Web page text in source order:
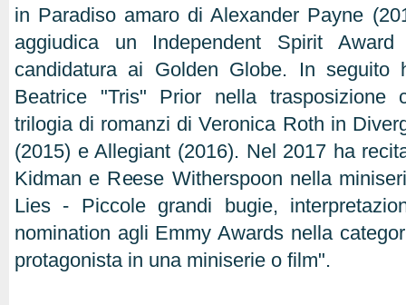
in Paradiso amaro di Alexander Payne
aggiudica un Independent Spirit
candidatura ai Golden Globe. In
Beatrice "Tris" Prior nella trasposizione
trilogia di romanzi di Veronica Roth in
(2015) e Allegiant (2016). Nel 2017 ha
Kidman e Reese Witherspoon nella
Lies - Piccole grandi bugie,
nomination agli Emmy Awards nella
protagonista in una miniserie o film".